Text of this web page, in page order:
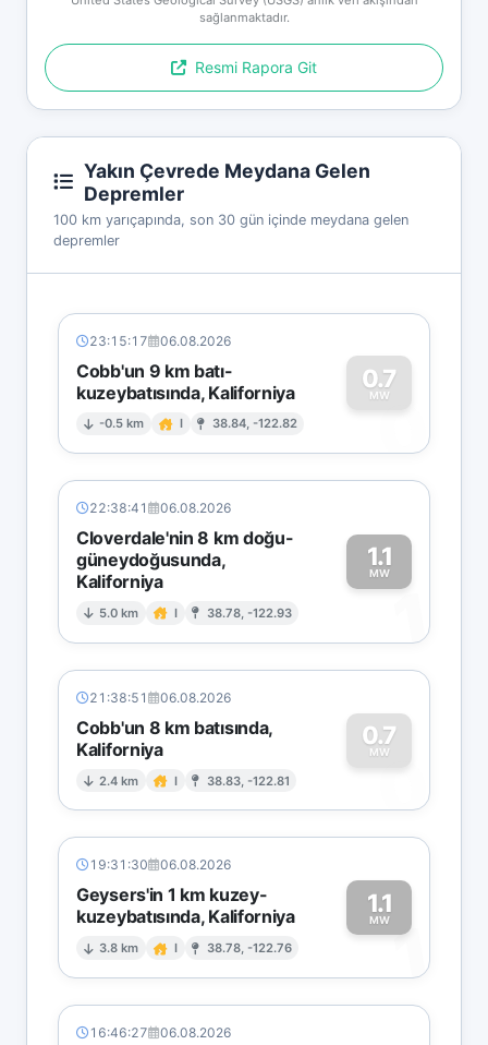
sağlanmaktadır.
Resmi Rapora Git
Yakın Çevrede Meydana Gelen
Depremler
100 km yarıçapında, son 30 gün içinde meydana gelen
depremler
23:15:17 06.08.2026
Cobb'un 9 km batı-
kuzeybatısında, Kaliforniya
-0.5 km I 38.84, -122.82
0.7
MW
0
22:38:41 06.08.2026
Cloverdale'nin 8 km doğu-
güneydoğusunda,
Kaliforniya
5.0 km I 38.78, -122.93
1.1
MW
1
21:38:51 06.08.2026
Cobb'un 8 km batısında,
Kaliforniya
2.4 km I 38.83, -122.81
0.7
MW
0
19:31:30 06.08.2026
Geysers'in 1 km kuzey-
kuzeybatısında, Kaliforniya
3.8 km I 38.78, -122.76
1.1
MW1
16:46:27 06.08.2026